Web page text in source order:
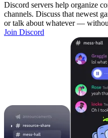
Discord servers help organize
channels. Discuss that newest
or talk about whatever —
Join Discord